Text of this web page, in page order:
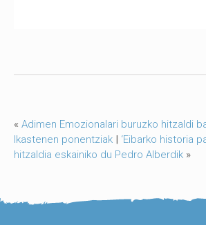
« Adimen Emozionalari buruzko hitzaldi
Ikastenen ponentziak | ‘Eibarko historia
hitzaldia eskainiko du Pedro Alberdik »